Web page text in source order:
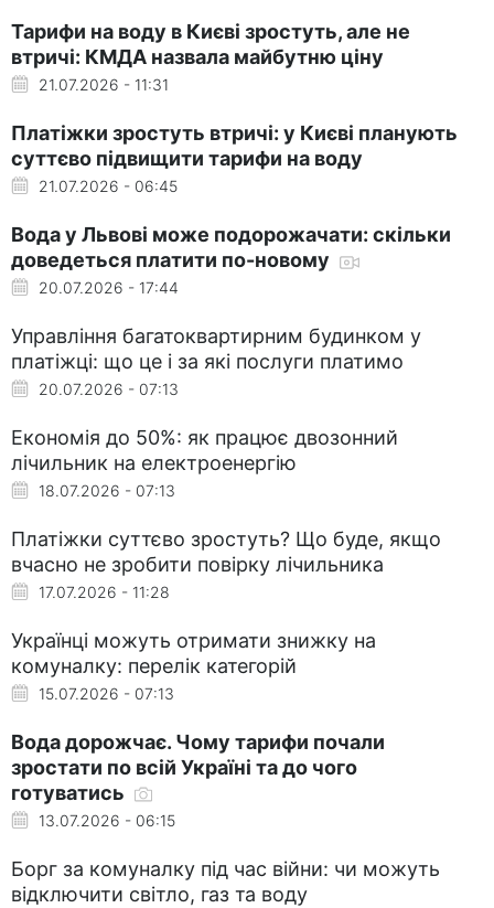
Тарифи на воду в Києві зростуть, але не
втричі: КМДА назвала майбутню ціну
21.07.2026 - 11:31
Платіжки зростуть втричі: у Києві планують
суттєво підвищити тарифи на воду
21.07.2026 - 06:45
Вода у Львові може подорожачати: скільки
доведеться платити по-новому
20.07.2026 - 17:44
Управління багатоквартирним будинком у
платіжці: що це і за які послуги платимо
20.07.2026 - 07:13
Економія до 50%: як працює двозонний
лічильник на електроенергію
18.07.2026 - 07:13
Платіжки суттєво зростуть? Що буде, якщо
вчасно не зробити повірку лічильника
17.07.2026 - 11:28
Українці можуть отримати знижку на
комуналку: перелік категорій
15.07.2026 - 07:13
Вода дорожчає. Чому тарифи почали
зростати по всій Україні та до чого
готуватись
13.07.2026 - 06:15
Борг за комуналку під час війни: чи можуть
відключити світло, газ та воду